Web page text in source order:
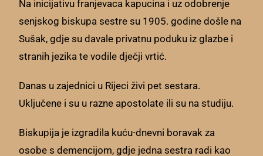
Na inicijativu franjevaca kapucina i uz odobrenje
senjskog biskupa sestre su 1905. godine došle na
Sušak, gdje su davale privatnu poduku iz glazbe i
stranih jezika te vodile dječji vrtić.
Danas u zajednici u Rijeci živi pet sestara.
Uključene i su u razne apostolate ili su na studiju.
Biskupija je izgradila kuću-dnevni boravak za
osobe s demencijom, gdje jedna sestra radi kao